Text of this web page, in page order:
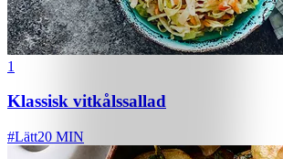
1
Klassisk vitkålssallad
#Lätt20 MIN